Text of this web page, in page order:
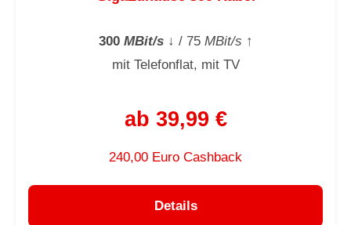
300MBit/s↓ / 75MBit/s ↑
mit Telefonflat, mit TV
ab 39,99 €
240,00 Euro Cashback
Details